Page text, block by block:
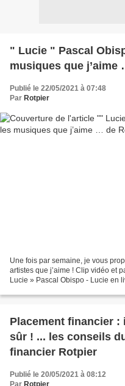
" Lucie " Pascal
musiques que
Publié le 22/05/2021 à 07:48
Par Rotpier
Une fois par semaine, je vous
artistes que j’aime ! Clip vidéo et
Lucie » Pascal Obispo - Lucie en
Placement financier
sûr ! ... les conseils
financier Rotpier
Publié le 20/05/2021 à 08:12
Par Rotpier